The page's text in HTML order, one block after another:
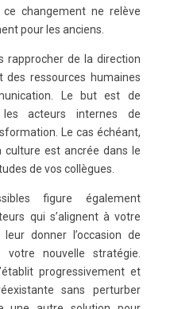
changement ne relève
pour les anciens.
rapprocher de la direction
des ressources humaines
Le but est de
acteurs internes de
Le cas échéant,
culture est ancrée dans le
de vos collègues.
figure également
qui s’alignent à votre
donner l’occasion de
votre nouvelle stratégie.
progressivement et
sans perturber